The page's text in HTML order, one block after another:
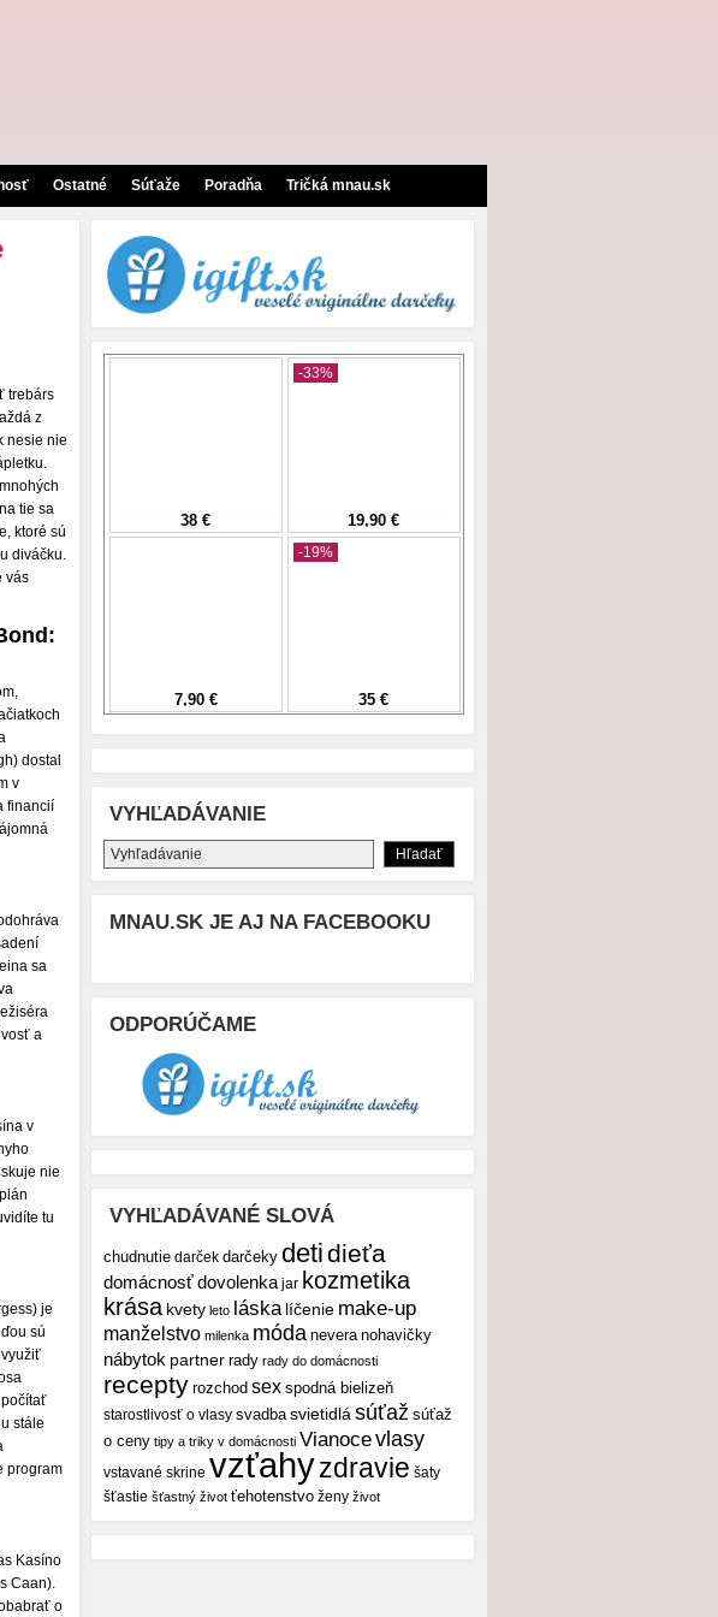
Ostatné Súťaže Poradňa Tričká mnau.sk
trebárs
z
nesie nie
tie sa
ktoré sú
diváčku.
vás
dostal
v
financií
sa
a
v
nie
tu
je
sú
využiť
počítať
stále
program
Kasíno
Caan).
o
VYHĽADÁVANIE
MNAU.SK JE AJ NA FACEBOOKU
ODPORÚČAME
VYHĽADÁVANÉ SLOVÁ
chudnutie darček darčeky detidieťa
domácnosťdovolenka jar kozmetika
krása kvety leto láska líčenie make-up
manželstvo milenka móda nevera nohavičky
nábytok partner rady rady do domácnosti
recepty rozchod sex spodná bielizeň
starostlivosť o vlasy svadba svietidlá súťaž súťaž
o ceny tipy a triky v domácnosti Vianocevlasy
vstavané skrine vzťahyzdravie šaty
šťastie šťastný život ťehotenstvo ženy život